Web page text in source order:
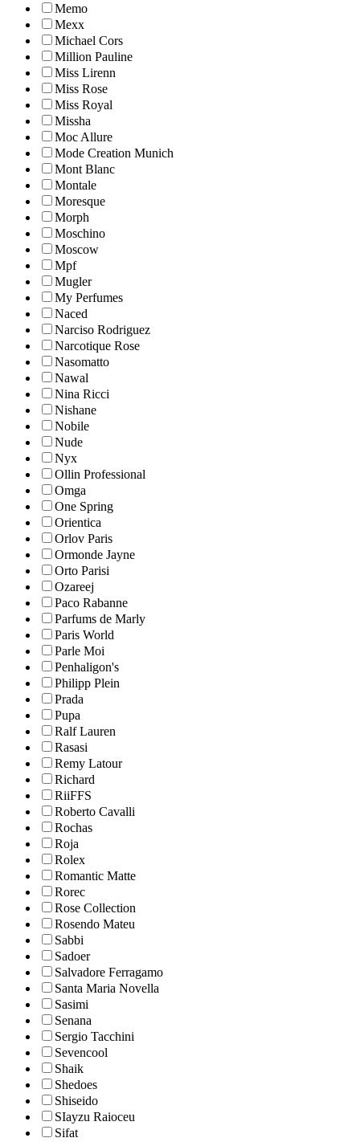
Memo
Mexx
Michael Cors
Million Pauline
Miss Lirenn
Miss Rose
Miss Royal
Missha
Moc Allure
Mode Creation Munich
Mont Blanc
Montale
Moresque
Morph
Moschino
Moscow
Mpf
Mugler
My Perfumes
Naced
Narciso Rodriguez
Narcotique Rose
Nasomatto
Nawal
Nina Ricci
Nishane
Nobile
Nude
Nyx
Ollin Professional
Omga
One Spring
Orientica
Orlov Paris
Ormonde Jayne
Orto Parisi
Ozareej
Paco Rabanne
Parfums de Marly
Paris World
Parle Moi
Penhaligon's
Philipp Plein
Prada
Pupa
Ralf Lauren
Rasasi
Remy Latour
Richard
RiiFFS
Roberto Cavalli
Rochas
Roja
Rolex
Romantic Matte
Rorec
Rose Collection
Rosendo Mateu
Sabbi
Sadoer
Salvadore Ferragamo
Santa Maria Novella
Sasimi
Senana
Sergio Tacchini
Sevencool
Shaik
Shedoes
Shiseido
SIayzu Raioceu
Sifat